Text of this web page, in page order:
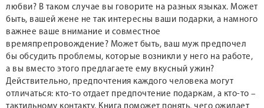
любви? В таком случае вы говорите на разных языках. Может
быть, вашей жене не так интересны ваши подарки, а намного
важнее ваше внимание и совместное
времяпрепровождение? Может быть, ваш муж предпочел
бы обсудить проблемы, которые возникли у него на работе,
а вы вместо этого предлагаете ему вкусный ужин?
Действительно, предпочтения каждого человека могут
отличаться: кто-то отдает предпочтение подаркам, а кто-то –